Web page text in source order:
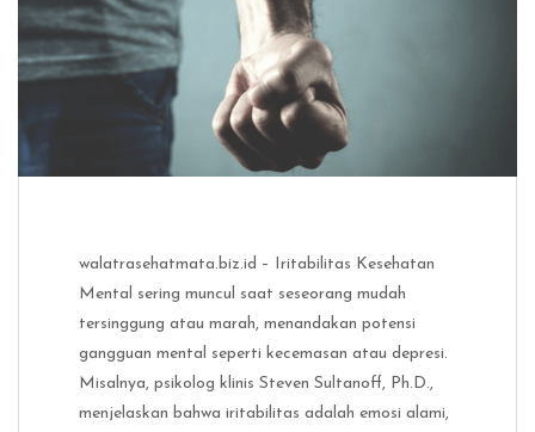
walatrasehatmata.biz.id – Iritabilitas Kesehatan
Mental sering muncul saat seseorang mudah
tersinggung atau marah, menandakan potensi
gangguan mental seperti kecemasan atau depresi.
Misalnya, psikolog klinis Steven Sultanoff, Ph.D.,
menjelaskan bahwa iritabilitas adalah emosi alami,